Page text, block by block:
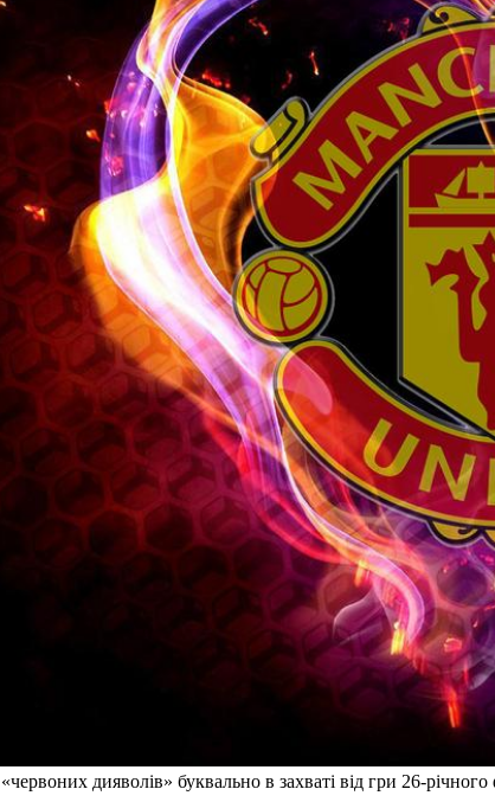
дияволів» буквально в захваті від гри 26-